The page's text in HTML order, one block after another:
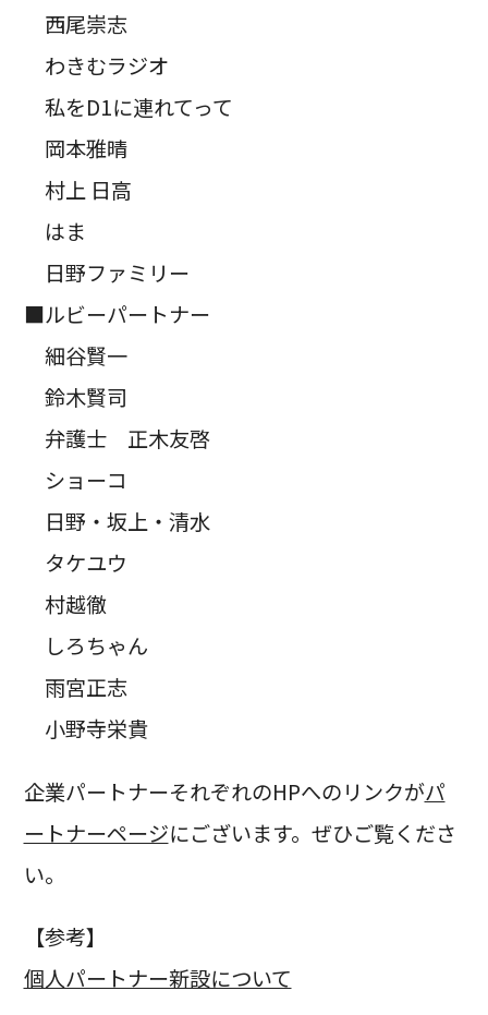
西尾崇志
わきむラジオ
私をD1に連れてって
岡本雅晴
村上 日高
はま
日野ファミリー
■ルビーパートナー
細谷賢一
鈴木賢司
弁護士 正木友啓
ショーコ
日野・坂上・清水
タケユウ
村越徹
しろちゃん
雨宮正志
小野寺栄貴
企業パートナーそれぞれのHPへのリンクがパ
ートナーページにございます。ぜひご覧くださ
い。
【参考】
個人パートナー新設について